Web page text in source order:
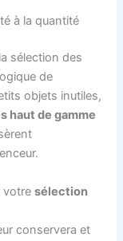
à la quantité
sélection des
de
objets inutiles,
haut de gamme
votresélection
conservera et